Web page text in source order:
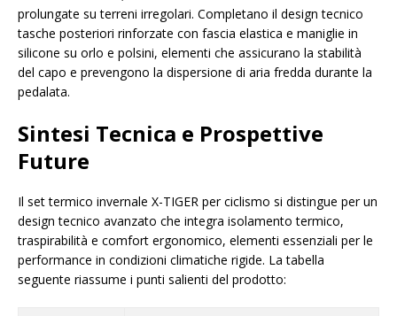
prolungate su terreni irregolari. Completano il design tecnico
tasche posteriori rinforzate con fascia elastica e maniglie in
silicone su orlo e polsini, elementi che assicurano la stabilità
del capo e prevengono la dispersione di aria fredda durante la
pedalata.
Sintesi Tecnica e Prospettive
Future
Il set termico invernale X-TIGER per ciclismo si distingue per un
design tecnico avanzato che integra isolamento termico,
traspirabilità e comfort ergonomico, elementi essenziali per le
performance in condizioni climatiche rigide. La tabella
seguente riassume i punti salienti del prodotto: